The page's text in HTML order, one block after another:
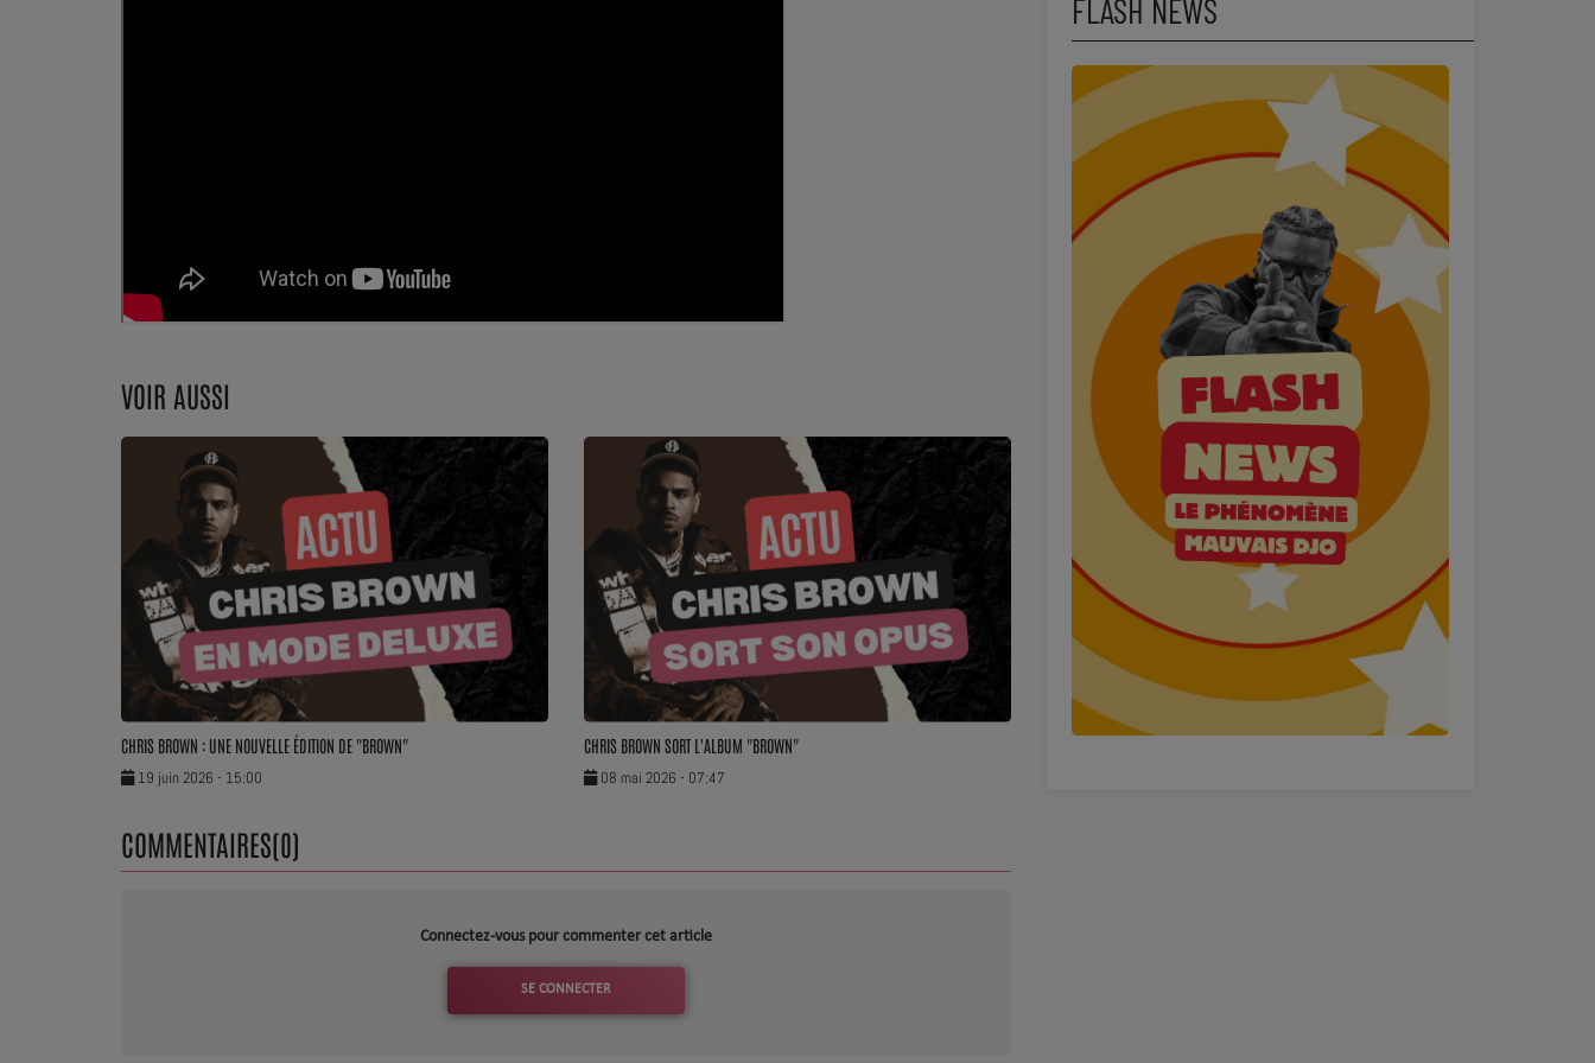
VOIR AUSSI
CHRIS BROWN : UNE NOUVELLE ÉDITION DE "BROWN"
19 juin 2026 - 15:00
CHRIS BROWN SORT L'ALBUM "BROWN"
08 mai 2026 - 07:47
COMMENTAIRES(0)
Connectez-vous pour commenter cet article
SE CONNECTER
FLASH NEWS